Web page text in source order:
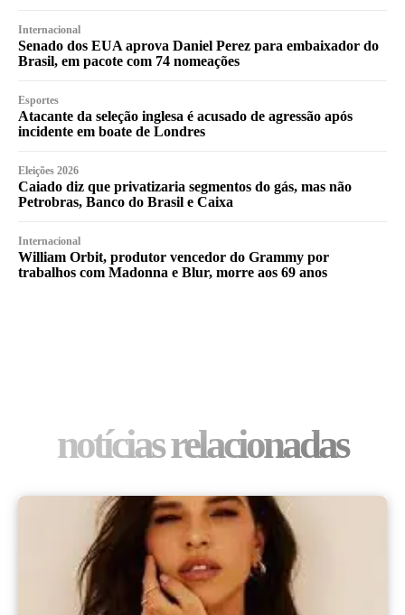
Internacional
Senado dos EUA aprova Daniel Perez para embaixador do
Brasil, em pacote com 74 nomeações
Esportes
Atacante da seleção inglesa é acusado de agressão após
incidente em boate de Londres
Eleições 2026
Caiado diz que privatizaria segmentos do gás, mas não
Petrobras, Banco do Brasil e Caixa
Internacional
William Orbit, produtor vencedor do Grammy por
trabalhos com Madonna e Blur, morre aos 69 anos
notícias relacionadas